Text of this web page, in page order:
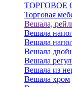
ТОРГОВОЕ
Торговая
Вешала,
Вешала
Вешала
Вешала
Вешала
Вешала из
Вешала хром